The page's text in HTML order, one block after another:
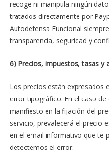
recoge ni manipula ningún
tratados directamente por
Autodefensa Funcional
transparencia, seguridad y
6) Precios, impuestos, tasas y
Los precios están expresados
error tipográfico. En el caso
manifiesto en la fijación del
servicio, prevalecerá el precio
en el email informativo que te
detectemos el error.